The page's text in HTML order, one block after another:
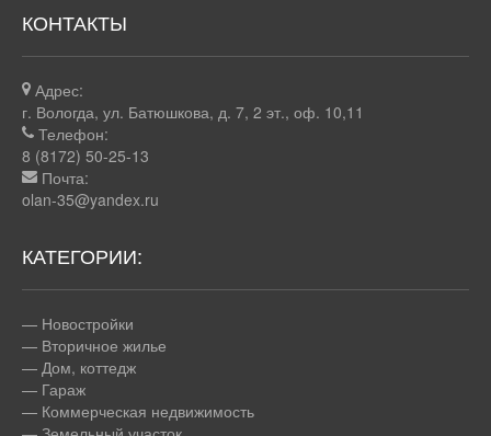
КОНТАКТЫ
Адрес:
г. Вологда, ул. Батюшкова, д. 7, 2 эт., оф. 10,11
Телефон:
8 (8172) 50-25-13
Почта:
olan-35@yandex.ru
КАТЕГОРИИ:
— Новостройки
— Вторичное жилье
— Дом, коттедж
— Гараж
— Коммерческая недвижимость